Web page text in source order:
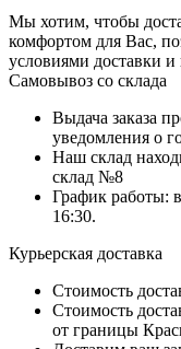
Мы хотим, чтобы
комфортом для Вас,
условиями доставки
Самовывоз со склада
Выдача заказа
уведомления о
Наш склад
склад №8
График работы:
16:30.
Курьерская доставка
Стоимость
Стоимость
от границы